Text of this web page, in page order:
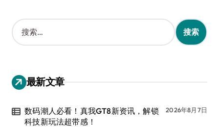
搜
索
：
最新文章
数码潮人必看！真我GT8新资讯，解锁
科技新玩法超带感！
2026年8月7日